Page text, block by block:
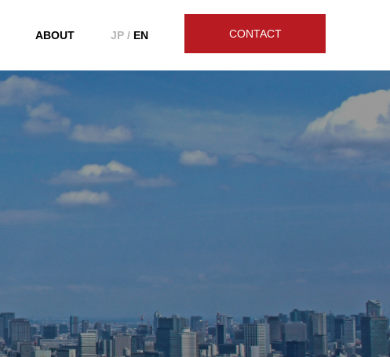
CONTACT
ABOUT JP / EN